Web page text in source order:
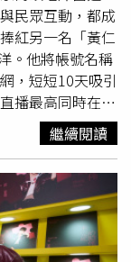
挑選，一直到逐
驟背後都是料理
每一片燒肉找出
域，餐廳專程引
的火候掌控性，
肉嫩的厚實牛排
定的溫度節奏
烤爐豐沛的炭
感，造就更細緻
理團隊會依照每
刻進行精準的調
是為了確保每一
民眾互動，都成
紅另一名「黃仁
。他將帳號名稱
，短短10天吸引
播最高同時在線
的龐大流量，他
住直呼：「我現
《中央日報》及
家鄉打工，曾
經過6、7年的城
邊務農、一邊拍
經驗。去年他還
繼續閱讀